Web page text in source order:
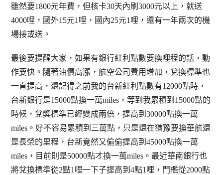
雖然要1800元年費，但核卡30天內刷3000元以上，就送
4000哩，國外15元1哩，國內25元1哩，還有一年兩次的機
場接或送。
最後要提醒大家，如果有銀行紅利點數要換哩程的話，動
作要快。隨著油價高漲，航空公司費用增加，兌換標準也
一直提高，還記得之前我的台新紅利點數有12000點時，
台新銀行是15000點換一萬miles，等到我累積到15000點的
時候，兌獎標準已經變成兩倍，提高到30000點換一萬
miles。好不容易累積到三萬點，只是還在猶豫要換華航還
是長榮的里程，台新竟然又偷偷提高到45000點換一萬
miles，目前則是50000點才換一萬miles。最近華南銀行也
將兌換標準從2點1哩一下子提高到4點1哩，門檻從2000點